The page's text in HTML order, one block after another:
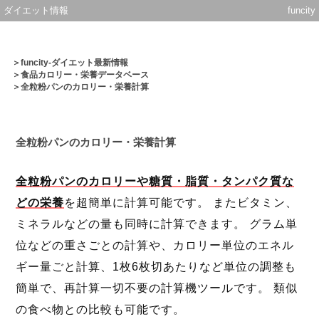
ダイエット情報 funcity
＞funcity-ダイエット最新情報
＞食品カロリー・栄養データベース
＞全粒粉パンのカロリー・栄養計算
全粒粉パンのカロリー・栄養計算
全粒粉パンのカロリーや糖質・脂質・タンパク質な
どの栄養を超簡単に計算可能です。 またビタミン、
ミネラルなどの量も同時に計算できます。 グラム単
位などの重さごとの計算や、カロリー単位のエネル
ギー量ごと計算、1枚6枚切あたりなど単位の調整も
簡単で、再計算一切不要の計算機ツールです。 類似
の食べ物との比較も可能です。